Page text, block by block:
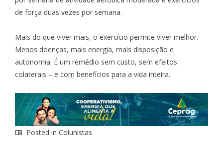
de força duas vezes por semana.
Mais do que viver mais, o exercício permite viver melhor.
Menos doenças, mais energia, mais disposição e
autonomia. É um remédio sem custo, sem efeitos
colaterais – e com benefícios para a vida inteira.
Posted in Colunistas